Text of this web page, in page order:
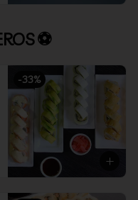
⚽
-33%